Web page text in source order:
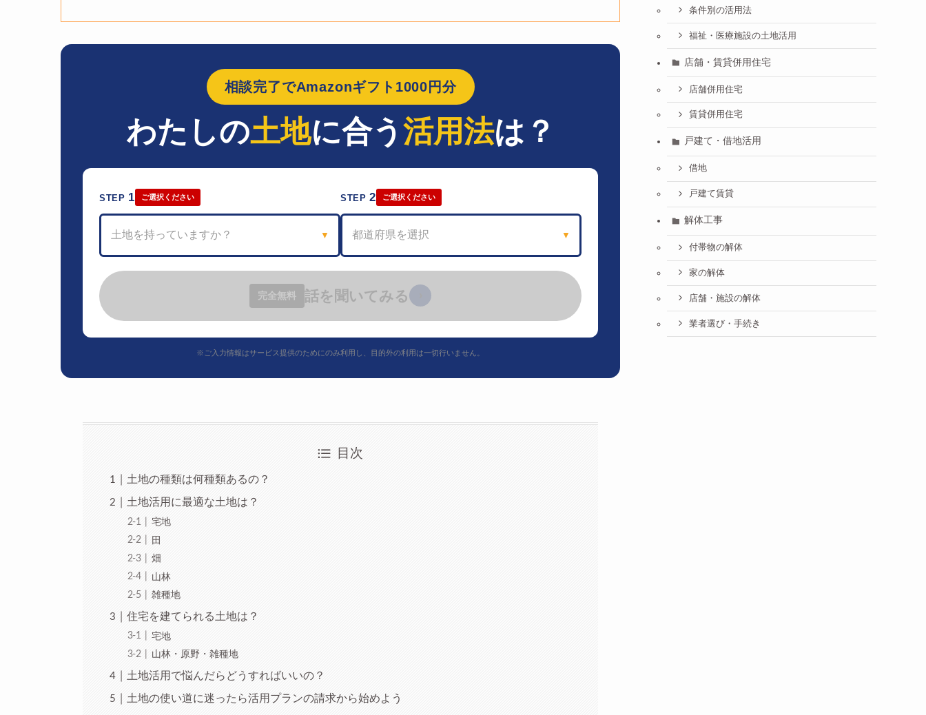
相談完了でAmazonギフト1000円分
わたしの土地に合う 活用法は？
STEP 1 ご選択ください
土地を持っていますか？ ▼
STEP2 ご選択ください
都道府県を選択 ▼
完全無料 話を聞いてみる
※ご入力情報はサービス提供のためにのみ利用し、目的外の利用は一切行いません。
目次
土地の種類は何種類あるの？
土地活用に最適な土地は？
宅地
田
畑
山林
雑種地
住宅を建てられる土地は？
宅地
山林・原野・雑種地
土地活用で悩んだらどうすればいいの？
土地の使い道に迷ったら活用プランの請求から始めよう
条件別の活用法
福祉・医療施設の土地活用
店舗・賃貸併用住宅
店舗併用住宅
賃貸併用住宅
戸建て・借地活用
借地
戸建て賃貸
解体工事
付帯物の解体
家の解体
店舗・施設の解体
業者選び・手続き